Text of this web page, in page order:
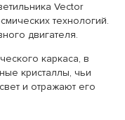
Vector
технологий.
двигателя.
каркаса, в
кристаллы, чьи
и отражают его